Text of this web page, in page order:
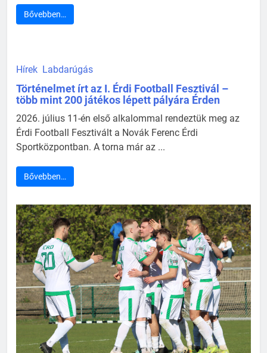
Bővebben…
Hírek Labdarúgás
Történelmet írt az I. Érdi Football Fesztivál –
több mint 200 játékos lépett pályára Érden
2026. július 11-én első alkalommal rendeztük meg az
Érdi Football Fesztivált a Novák Ferenc Érdi
Sportközpontban. A torna már az ...
Bővebben…